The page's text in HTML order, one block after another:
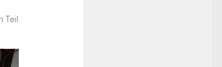
Teil